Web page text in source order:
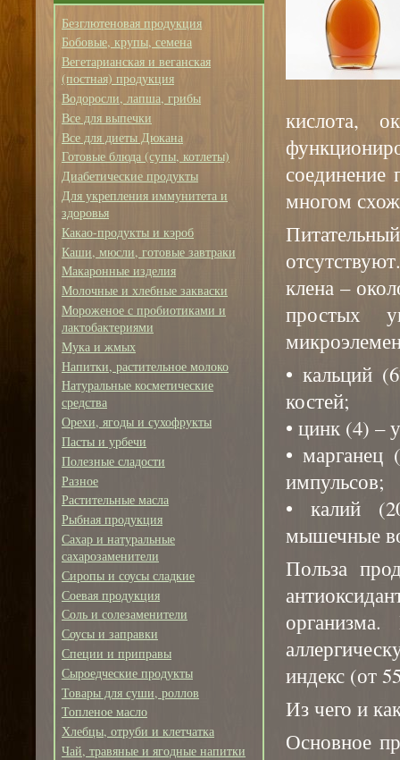
Безглютеновая продукция
Бобовые, крупы, семена
Вегетарианская и веганская
(постная) продукция
Водоросли, лапша, грибы
Все для выпечки
Все для диеты Дюкана
Готовые блюда (супы, котлеты)
Диабетические продукты
Для укрепления иммунитета и
здоровья
Какао-продукты и кэроб
Каши, мюсли, готовые завтраки
Макаронные изделия
Молочные и хлебные закваски
Мороженое с пробиотиками и
лактобактериями
Мука и жмых
Напитки, растительное молоко
Натуральные косметические
средства
Орехи, ягоды и сухофрукты
Пасты и урбечи
Полезные сладости
Разное
Растительные масла
Рыбная продукция
Сахар и натуральные
сахарозаменители
Сиропы и соусы сладкие
Соевая продукция
Соль и солезаменители
Соусы и заправки
Специи и приправы
Сыроедческие продукты
Товары для суши, роллов
Топленое масло
Хлебцы, отруби и клетчатка
Чай, травяные и ягодные напитки
кислота,
соединение
многом
клена –
простых
• кальций
костей;
• цинк (4) –
• марганец
импульсов;
• калий
мышечные
Польза
индекс (от
Из чего и
Основное